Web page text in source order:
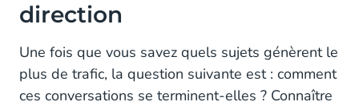
direction
Une fois que vous savez quels sujets génèrent le
plus de trafic, la question suivante est : comment
ces conversations se terminent-elles ? Connaître